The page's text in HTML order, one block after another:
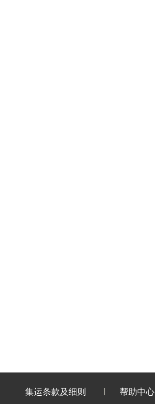
集运条款及细则 帮助中心